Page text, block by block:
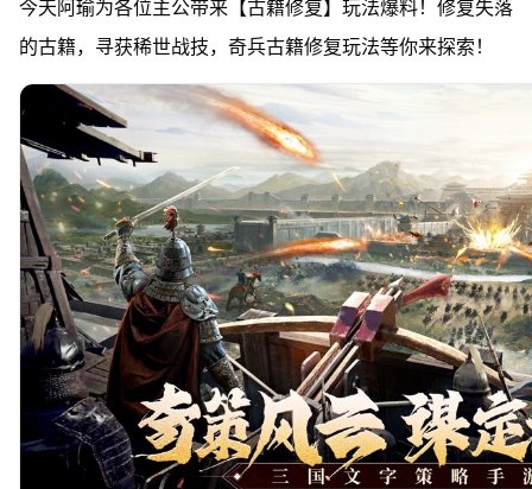
今天阿瑜为各位主公带来【古籍修复】玩法爆料！修复失落
的古籍，寻获稀世战技，奇兵古籍修复玩法等你来探索！